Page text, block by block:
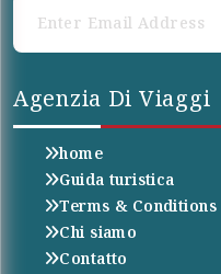
Agenzia Di Viaggi
home
Guida turistica
Terms & Conditions
Chi siamo
Contatto